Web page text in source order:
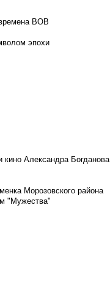
ВОВ
эпохи
кино Александра Богданова
Морозовского района
"Мужества"